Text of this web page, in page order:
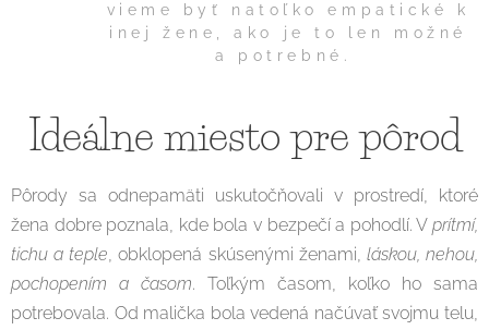
vieme byť natoľko empatické k
inej žene, ako je to len možné
a potrebné.
Ideálne miesto pre pôrod
Pôrody sa odnepamäti uskutočňovali v prostredí, ktoré
žena dobre poznala, kde bola v bezpečí a pohodlí. V prítmí,
tichu a teple, obklopená skúsenými ženami, láskou, nehou,
pochopením a časom. Toľkým časom, koľko ho sama
potrebovala. Od malička bola vedená načúvať svojmu telu,